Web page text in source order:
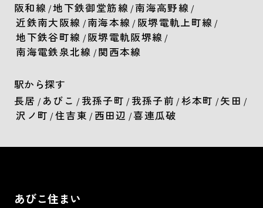
阪和線 /地下鉄御堂筋線 /南海高野線 /
近鉄南大阪線 /南海本線 / 阪堺電軌上町線 /
地下鉄谷町線 / 阪堺電軌阪堺線 /
南海電鉄泉北線 / 関西本線
駅から探す
長居 / あびこ / 我孫子町 / 我孫子前 / 杉本町 / 矢田 /
沢ノ町 / 住吉東 / 西田辺 /喜連瓜破
あびこ住まい